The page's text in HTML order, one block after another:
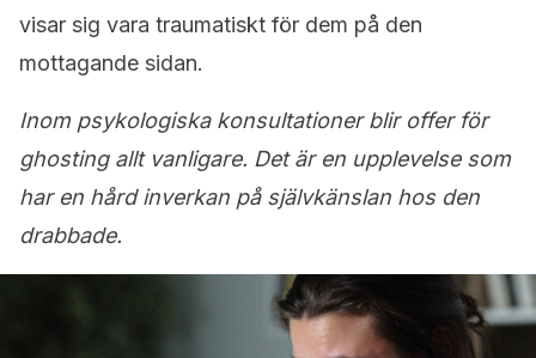
visar sig vara traumatiskt för dem på den
mottagande sidan.
Inom psykologiska konsultationer blir offer för
ghosting allt vanligare. Det är en upplevelse som
har en hård inverkan på självkänslan hos den
drabbade.